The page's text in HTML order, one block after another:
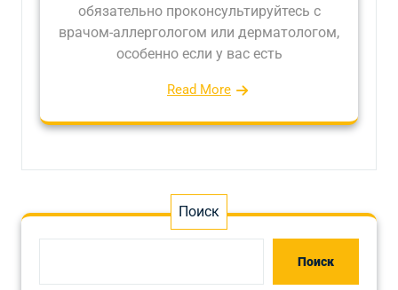
обязательно проконсультируйтесь с
врачом-аллергологом или дерматологом,
особенно если у вас есть
Read More
Поиск
Поиск